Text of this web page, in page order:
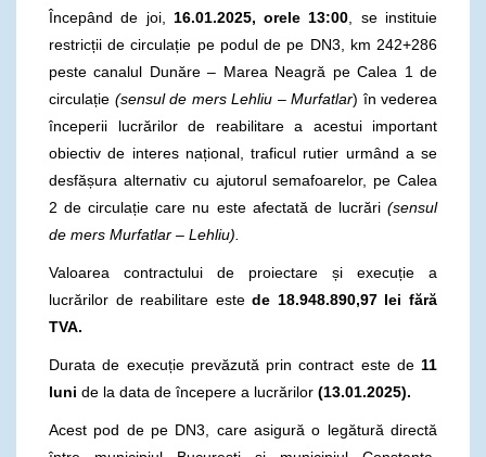
Începând de joi, 16.01.2025, orele 13:00 , se instituie
restricții de circulație pe podul de pe DN3, km 242+286
peste canalul Dunăre – Marea Neagră pe Calea 1 de
circulație (sensul de mers Lehliu – Murfatlar) în vederea
începerii lucrărilor de reabilitare a acestui important
obiectiv de interes național, traficul rutier urmând a se
desfășura alternativ cu ajutorul semafoarelor, pe Calea
2 de circulație care nu este afectată de lucrări (sensul
de mers Murfatlar – Lehliu).
Valoarea contractului de proiectare și execuție a
lucrărilor de reabilitare estede 18.948.890,97 lei fără
TVA.
Durata de execuție prevăzută prin contract este de 11
luni de la data de începere a lucrărilor (13.01.2025).
Acest pod de pe DN3, care asigură o legătură directă